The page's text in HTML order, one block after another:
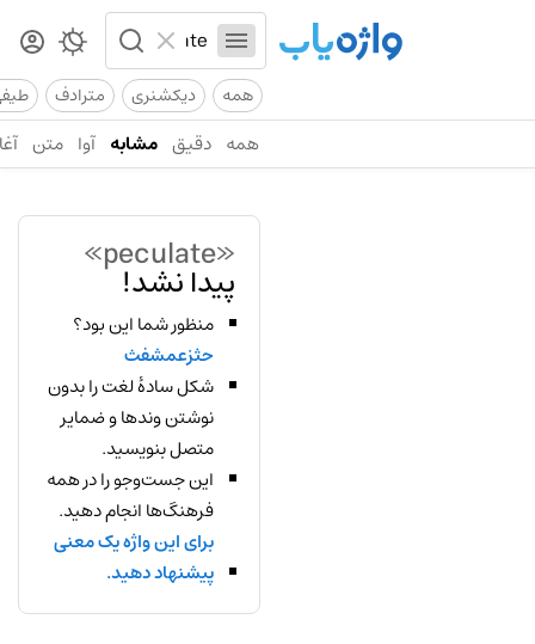
همه دیکشنری مترادف
همه دقیق مشابه آوا متن
«peculate»
پیدا نشد!
منظور شما این بود؟
حثزعمشفث
شکل سادهٔ لغت را بدون
نوشتن وندها و ضمایر
متصل بنویسید.
این جست‌وجو را در همه
فرهنگ‌ها انجام دهید.
برای این واژه یک معنی
پیشنهاد دهید.